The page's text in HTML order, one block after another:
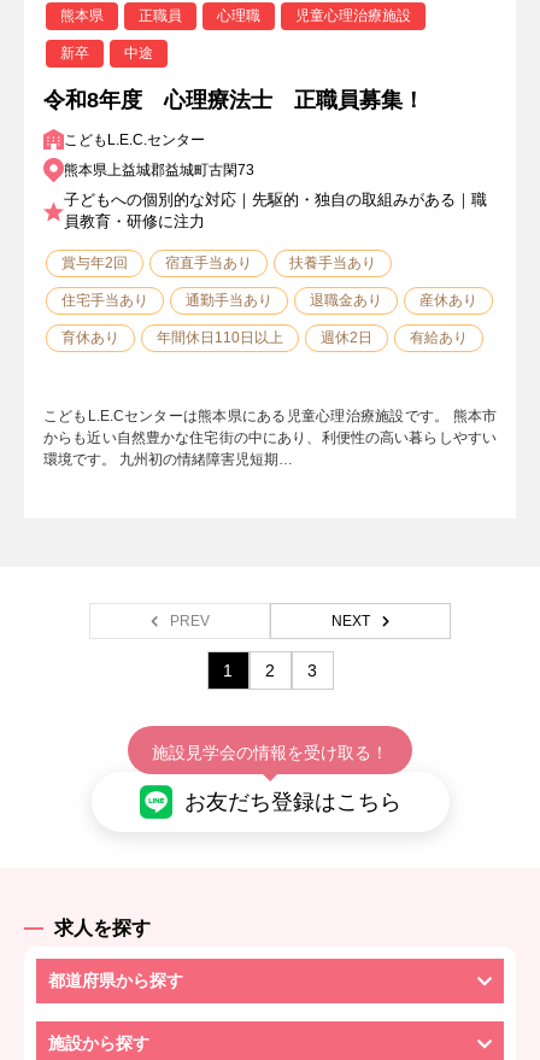
熊本県 正職員 心理職 児童心理治療施設
新卒 中途
令和8年度 心理療法士 正職員募集！
こどもL.E.C.センター
熊本県上益城郡益城町古閑73
子どもへの個別的な対応｜先駆的・独自の取組みがある｜職
員教育・研修に注力
賞与年2回 宿直手当あり 扶養手当あり
住宅手当あり 通勤手当あり 退職金あり 産休あり
育休あり 年間休日110日以上 週休2日 有給あり
こどもL.E.Cセンターは熊本県にある児童心理治療施設です。 熊本市
からも近い自然豊かな住宅街の中にあり、利便性の高い暮らしやすい
環境です。 九州初の情緒障害児短期…
PREV NEXT
1 2 3
施設見学会の情報を受け取る！
お友だち登録はこちら
求人を探す
都道府県から探す
施設から探す